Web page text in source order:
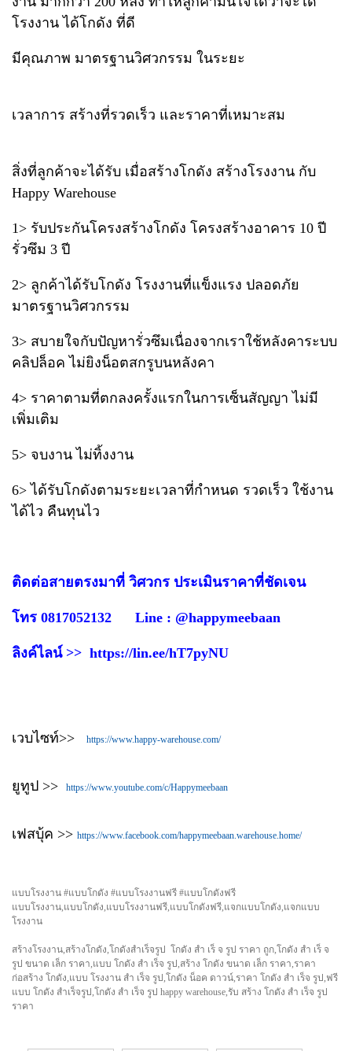
โรงงาน ได้โกดัง ที่ดี
มีคุณภาพ มาตรฐานวิศวกรรม ในระยะ
เวลาการ สร้างที่รวดเร็ว และราคาที่เหมาะสม
สิ่งที่ลูกค้าจะได้รับ เมื่อสร้างโกดัง สร้างโรงงาน กับ
Happy Warehouse
1> รับประกันโครงสร้างโกดัง โครงสร้างอาคาร 10 ปี
รั่วซึม 3 ปี
2> ลูกค้าได้รับโกดัง โรงงานที่แข็งแรง ปลอดภัย
มาตรฐานวิศวกรรม
3> สบายใจกับปัญหารั่วซึมเนื่องจากเราใช้หลังคาระบบ
คลิปล็อค ไม่ยิงน็อตสกรูบนหลังคา
4> ราคาตามที่ตกลงครั้งแรกในการเซ็นสัญญา ไม่มี
เพิ่มเติม
5> จบงาน ไม่ทิ้งงาน
6> ได้รับโกดังตามระยะเวลาที่กำหนด รวดเร็ว ใช้งาน
ได้ไว คืนทุนไว
ติดต่อสายตรงมาที่ วิศวกร ประเมินราคาที่ชัดเจน
โทร 0817052132 Line : @happymeebaan
ลิงค์ไลน์ >> https://lin.ee/hT7pyNU
เวบไซท์>> https://www.happy-warehouse.com/
ยูทูป >> https://www.youtube.com/c/Happymeebaan
เฟสบุ้ค >> https://www.facebook.com/happymeebaan.warehouse.home/
แบบโรงงาน #แบบโกดัง #แบบโรงงานฟรี #แบบโกดังฟรี
แบบโรงงาน,แบบโกดัง,แบบโรงงานฟรี,แบบโกดังฟรี,แจกแบบโกดัง,แจกแบบ
โรงงาน
สร้างโรงงาน,สร้างโกดัง,โกดังสำเร็จรูป โกดัง สํา เร็ จ รูป ราคา ถูก,โกดัง สํา เร็ จ
รูป ขนาด เล็ก ราคา,แบบ โกดัง สํา เร็จ รูป,สร้าง โกดัง ขนาด เล็ก ราคา,ราคา
ก่อสร้าง โกดัง,แบบ โรงงาน สํา เร็จ รูป,โกดัง น็อค ดาวน์,ราคา โกดัง สํา เร็จ รูป,ฟรี
แบบ โกดัง สำเร็จรูป,โกดัง สํา เร็จ รูป happy warehouse,รับ สร้าง โกดัง สํา เร็จ รูป
ราคา